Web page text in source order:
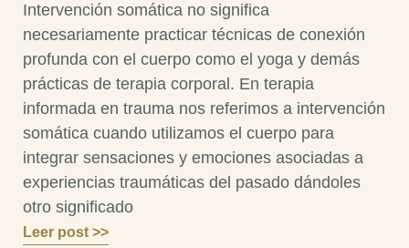
Intervención somática no significa
necesariamente practicar técnicas de conexión
profunda con el cuerpo como el yoga y demás
prácticas de terapia corporal. En terapia
informada en trauma nos referimos a intervención
somática cuando utilizamos el cuerpo para
integrar sensaciones y emociones asociadas a
experiencias traumáticas del pasado dándoles
otro significado
Leer post >>